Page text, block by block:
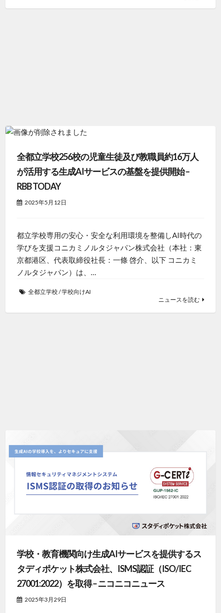
全都立学校256校の児童生徒及び教職員約16万人
が活用する生成AIサービスの基盤を提供開始 –
RBB TODAY
2025年5月12日
都立学校専用の安心・安全な利用環境を整備しAI時代の
学びを支援コニカミノルタジャパン株式会社（本社：東
京都港区、代表取締役社長：一條 啓介、以下 コニカミ
ノルタジャパン）は、…
全都立学校/学校向けAI
ニュースを読む
学校・教育機関向け生成AIサービスを提供するス
タディポケット株式会社、ISMS認証（ISO/IEC
27001:2022）を取得 – ニコニコニュース
2025年3月29日